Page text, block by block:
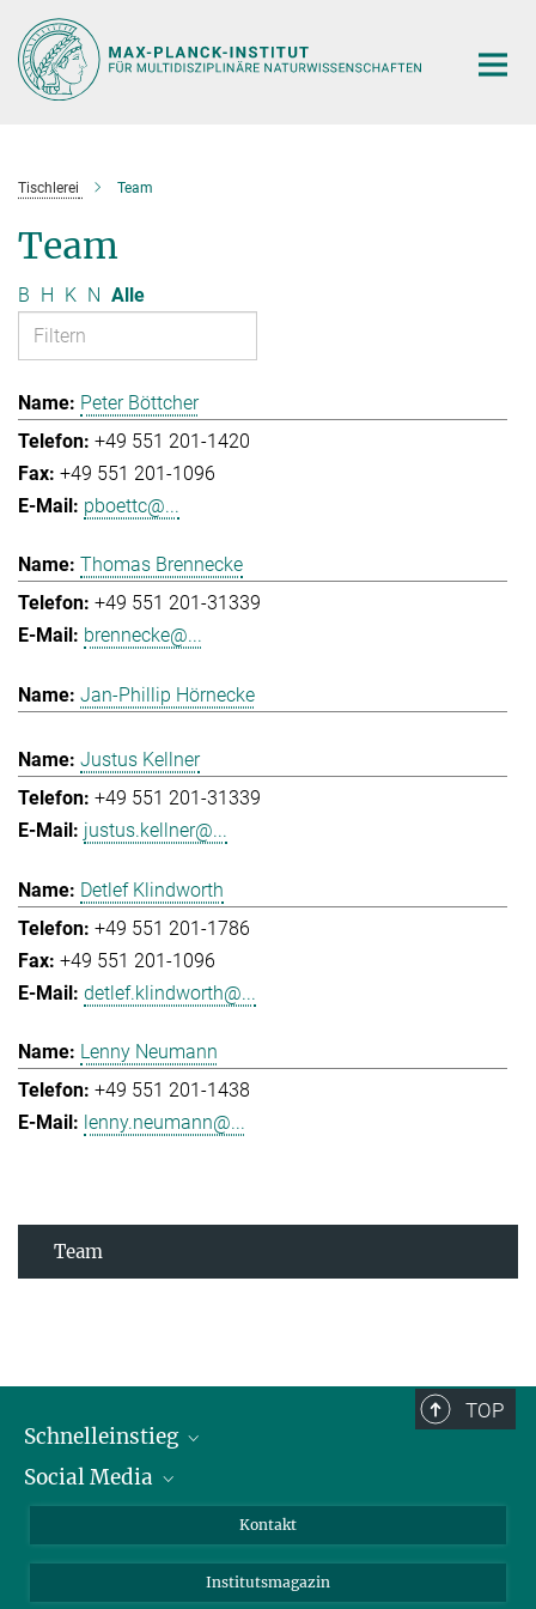
Hauptinhalt
Tischlerei Team
Team
B H K N Alle
Peter Böttcher
+49 551 201-1420
+49 551 201-1096
pboettc@...
Thomas Brennecke
+49 551 201-31339
brennecke@...
Jan-Phillip Hörnecke
Justus Kellner
+49 551 201-31339
justus.kellner@...
Detlef Klindworth
+49 551 201-1786
+49 551 201-1096
detlef.klindworth@...
Lenny Neumann
+49 551 201-1438
lenny.neumann@...
Team
TOP
Schnelleinstieg
Alumni
Fördernde
Social Media
Bluesky
Facebook
Kontakt
Institutsmagazin